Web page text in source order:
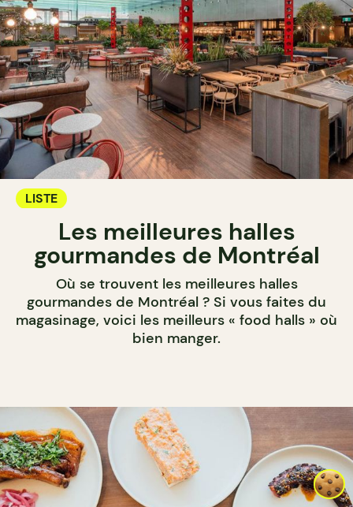
LISTE
Les meilleures halles
gourmandes de Montréal
Où se trouvent les meilleures halles
gourmandes de Montréal ? Si vous faites du
magasinage, voici les meilleurs « food halls » où
bien manger.